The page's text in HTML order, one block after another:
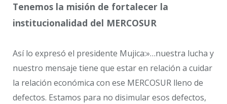
Tenemos la misión de fortalecer la
institucionalidad del MERCOSUR
Así lo expresó el presidente Mujica:»…nuestra lucha y
nuestro mensaje tiene que estar en relación a cuidar
la relación económica con ese MERCOSUR lleno de
defectos. Estamos para no disimular esos defectos,